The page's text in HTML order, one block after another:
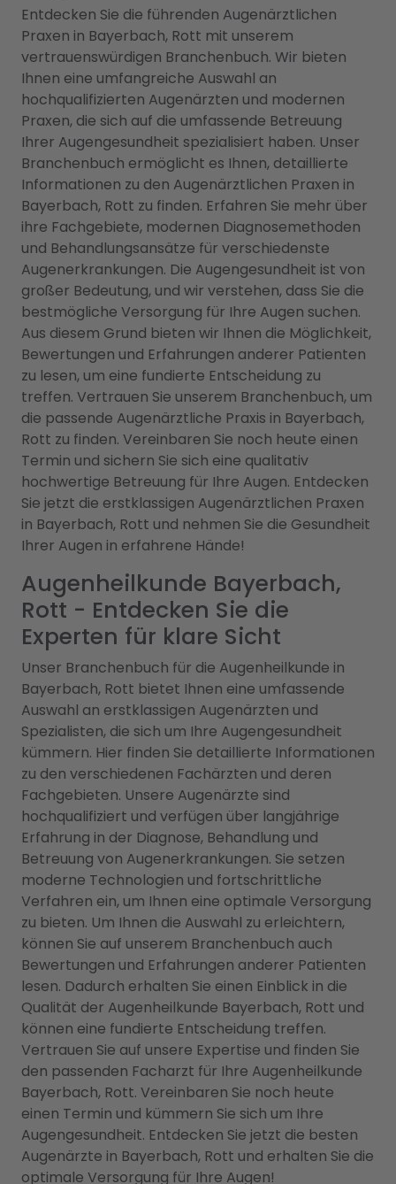
Entdecken Sie die führenden Augenärztlichen
Praxen in Bayerbach, Rott mit unserem
vertrauenswürdigen Branchenbuch. Wir bieten
Ihnen eine umfangreiche Auswahl an
hochqualifizierten Augenärzten und modernen
Praxen, die sich auf die umfassende Betreuung
Ihrer Augengesundheit spezialisiert haben. Unser
Branchenbuch ermöglicht es Ihnen, detaillierte
Informationen zu den Augenärztlichen Praxen in
Bayerbach, Rott zu finden. Erfahren Sie mehr über
ihre Fachgebiete, modernen Diagnosemethoden
und Behandlungsansätze für verschiedenste
Augenerkrankungen. Die Augengesundheit ist von
großer Bedeutung, und wir verstehen, dass Sie die
bestmögliche Versorgung für Ihre Augen suchen.
Aus diesem Grund bieten wir Ihnen die Möglichkeit,
Bewertungen und Erfahrungen anderer Patienten
zu lesen, um eine fundierte Entscheidung zu
treffen. Vertrauen Sie unserem Branchenbuch, um
die passende Augenärztliche Praxis in Bayerbach,
Rott zu finden. Vereinbaren Sie noch heute einen
Termin und sichern Sie sich eine qualitativ
hochwertige Betreuung für Ihre Augen. Entdecken
Sie jetzt die erstklassigen Augenärztlichen Praxen
in Bayerbach, Rott und nehmen Sie die Gesundheit
Ihrer Augen in erfahrene Hände!
Augenheilkunde Bayerbach,
Rott - Entdecken Sie die
Experten für klare Sicht
Unser Branchenbuch für die Augenheilkunde in
Bayerbach, Rott bietet Ihnen eine umfassende
Auswahl an erstklassigen Augenärzten und
Spezialisten, die sich um Ihre Augengesundheit
kümmern. Hier finden Sie detaillierte Informationen
zu den verschiedenen Fachärzten und deren
Fachgebieten. Unsere Augenärzte sind
hochqualifiziert und verfügen über langjährige
Erfahrung in der Diagnose, Behandlung und
Betreuung von Augenerkrankungen. Sie setzen
moderne Technologien und fortschrittliche
Verfahren ein, um Ihnen eine optimale Versorgung
zu bieten. Um Ihnen die Auswahl zu erleichtern,
können Sie auf unserem Branchenbuch auch
Bewertungen und Erfahrungen anderer Patienten
lesen. Dadurch erhalten Sie einen Einblick in die
Qualität der Augenheilkunde Bayerbach, Rott und
können eine fundierte Entscheidung treffen.
Vertrauen Sie auf unsere Expertise und finden Sie
den passenden Facharzt für Ihre Augenheilkunde
Bayerbach, Rott. Vereinbaren Sie noch heute
einen Termin und kümmern Sie sich um Ihre
Augengesundheit. Entdecken Sie jetzt die besten
Augenärzte in Bayerbach, Rott und erhalten Sie die
optimale Versorgung für Ihre Augen!